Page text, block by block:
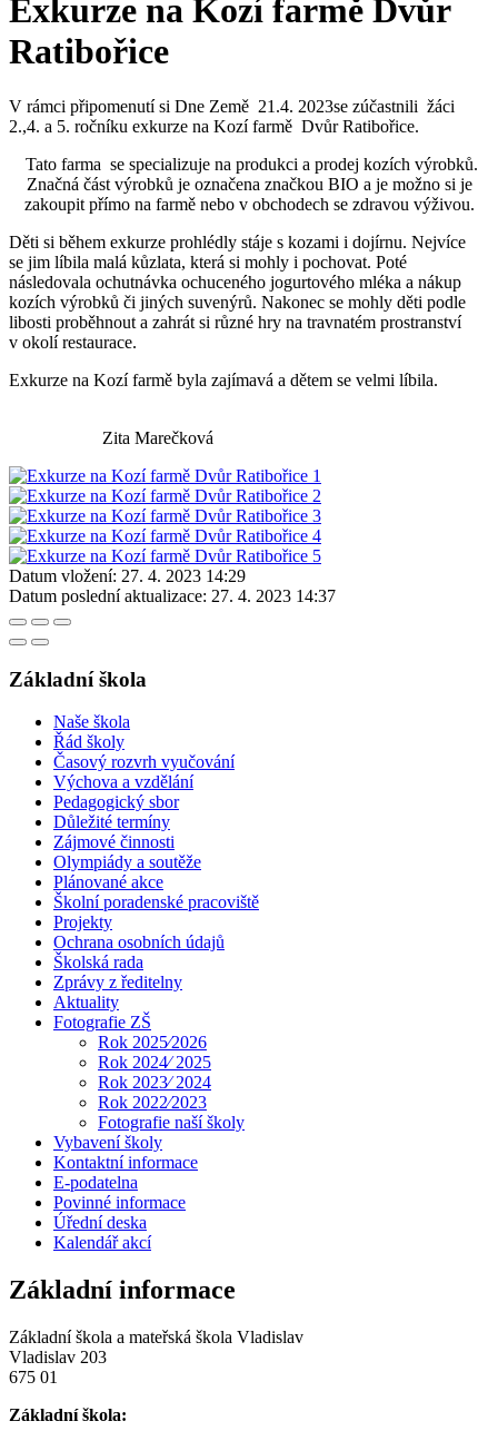
Exkurze na Kozí farmě Dvůr
Ratibořice
V rámci připomenutí si Dne Země 21.4. 2023se zúčastnili žáci
2.,4. a 5. ročníku exkurze na Kozí farmě Dvůr Ratibořice.
Tato farma se specializuje na produkci a prodej kozích výrobků.
Značná část výrobků je označena značkou BIO a je možno si je
zakoupit přímo na farmě nebo v obchodech se zdravou výživou.
Děti si během exkurze prohlédly stáje s kozami i dojírnu. Nejvíce
se jim líbila malá kůzlata, která si mohly i pochovat. Poté
následovala ochutnávka ochuceného jogurtového mléka a nákup
kozích výrobků či jiných suvenýrů. Nakonec se mohly děti podle
libosti proběhnout a zahrát si různé hry na travnatém prostranství
v okolí restaurace.
Exkurze na Kozí farmě byla zajímavá a dětem se velmi líbila.
Zita Marečková
Datum vložení: 27. 4. 2023 14:29
Datum poslední aktualizace: 27. 4. 2023 14:37
Základní škola
Naše škola
Řád školy
Časový rozvrh vyučování
Výchova a vzdělání
Pedagogický sbor
Důležité termíny
Zájmové činnosti
Olympiády a soutěže
Plánované akce
Školní poradenské pracoviště
Projekty
Ochrana osobních údajů
Školská rada
Zprávy z ředitelny
Aktuality
Fotografie ZŠ
Rok 2025⁄2026
Rok 2024⁄ 2025
Rok 2023⁄ 2024
Rok 2022⁄2023
Fotografie naší školy
Vybavení školy
Kontaktní informace
E-podatelna
Povinné informace
Úřední deska
Kalendář akcí
Základní informace
Základní škola a mateřská škola Vladislav
Vladislav 203
675 01
Základní škola: